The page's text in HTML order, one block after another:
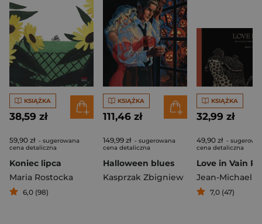
KSIĄŻKA
38,59 zł
59,90 zł - sugerowana
cena detaliczna
Koniec lipca
Maria Rostocka
6,0 (98)
KSIĄŻKA
111,46 zł
149,99 zł - sugerowana
cena detaliczna
Halloween blues
Kasprzak Zbigniew
KSIĄŻKA
32,99 zł
49,90 zł -
cena detaliczna
7,0 (47)